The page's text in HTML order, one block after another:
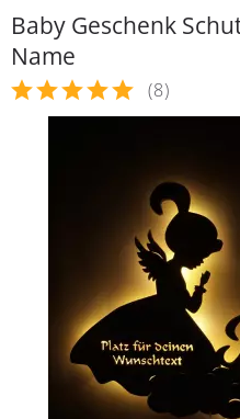
Baby Geschenk
Name
(8)